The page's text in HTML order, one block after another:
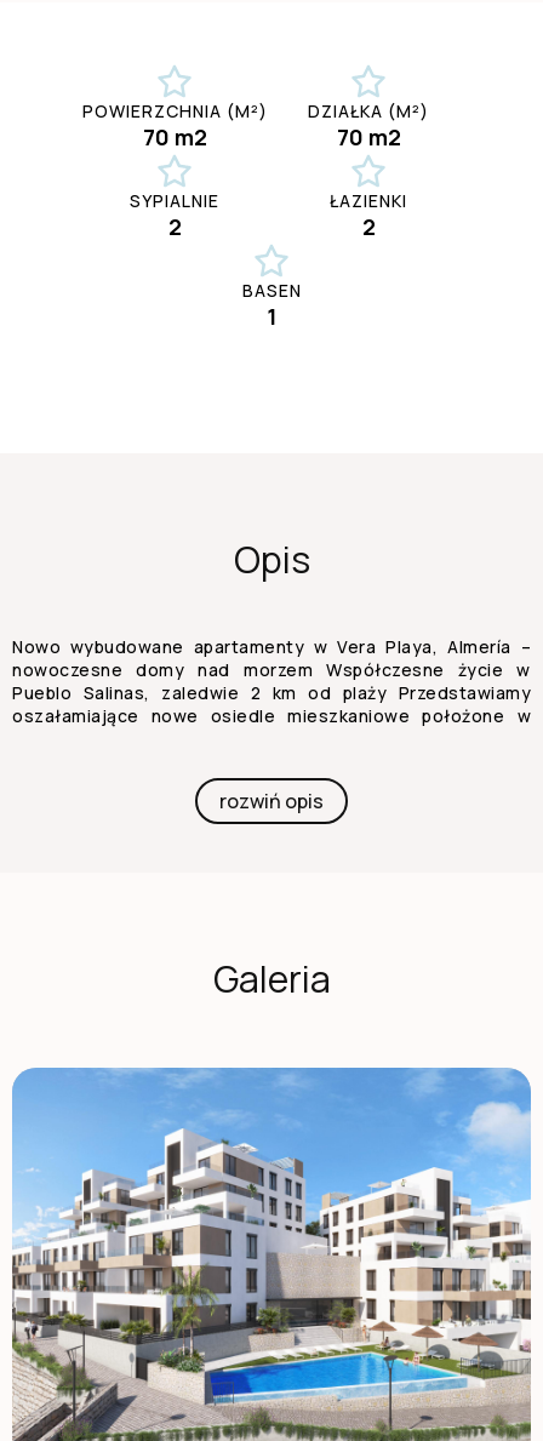
POWIERZCHNIA (M²)
70 m2
DZIAŁKA (M²)
70 m2
SYPIALNIE
2
ŁAZIENKI
2
BASEN
1
Opis
Nowo wybudowane apartamenty w Vera Playa, Almería –
nowoczesne domy nad morzem Współczesne życie w
Pueblo Salinas, zaledwie 2 km od plaży Przedstawiamy
oszałamiające nowe osiedle mieszkaniowe położone w
uprzywilejowany styl życia, położony zaledwie 2 km od
plaż Vera (Almería), oferując spektakularne widoki na
morze oraz spokojne śródziemnomorskie otoczenie,
piętrze. Wybierz między układami z 2 lub 3 sypialniami
zaprojektowanymi z myślą o funkcjonalności, komforcie i
kuchnią, oraz pergolę z panelami słonecznymi. Wszystkie
nieruchomości obejmują: otwarte kuchnie w pełni
wyposażone z wbudowaną lodówką, zmywarką, kuchenką
indukcyjną, piekarnikiem, mikrofalówką i wentylatorem
wyciągającym Jasne przestrzenie mieszkalne i oświetlenie
LED w całym obszarze (z wyjątkiem sypialni)
Zmotoryzowane aluminiowe okiennice w sypialniach
Łazienki z nowoczesnymi wykończeniami, w tym grzejniki
do ręczników, wylewki prysznicowe z ekranami i
wbudowanymi meblami Wstępna instalacja klimatyzacji
kanałowej System aerotermalny dla efektywnej produkcji
ciepłej wody Drzwi bezpieczeństwa wejściowe Wyjątkowe
Udogodnienia społeczności Mieszkańcy będą mieli dostęp
do szerokiego wachlarza udogodnień mających na celu
zwiększenie komfortu i wypoczynku, w tym: Dwa baseny na
zewnątrz idealne na miesiące letnie Jeden kryty basen
rozwiń opis
Galeria